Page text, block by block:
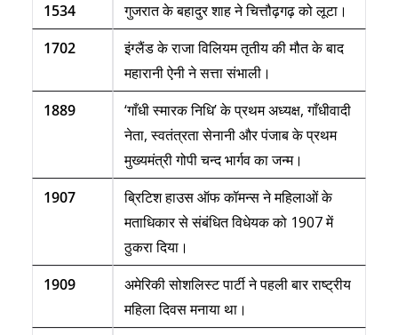
1534
गुजरात के बहादुर शाह ने चित्तौढ़गढ़ को लूटा।
1702
इंग्लैंड के राजा विलियम तृतीय की मौत के बाद
महारानी ऐनी ने सत्ता संभाली।
1889
‘गाँधी स्मारक निधि’ के प्रथम अध्यक्ष, गाँधीवादी
नेता, स्वतंत्रता सेनानी और पंजाब के प्रथम
मुख्यमंत्री गोपी चन्द भार्गव का जन्म।
1907
ब्रिटिश हाउस ऑफ कॉमन्स ने महिलाओं के
मताधिकार से संबंधित विधेयक को 1907 में
ठुकरा दिया।
1909
अमेरिकी सोशलिस्ट पार्टी ने पहली बार राष्ट्रीय
महिला दिवस मनाया था।